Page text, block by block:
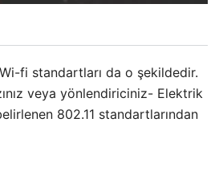
fi standartları da o şekildedir.
veya yönlendiriciniz- Elektrik
802.11 standartlarından